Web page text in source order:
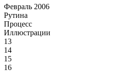
Февраль 2006
Рутина
Процесс
Иллюстрации
13
14
15
16